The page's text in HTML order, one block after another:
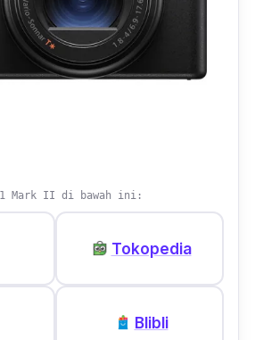
1 Mark II di bawah ini:
Tokopedia
Blibli